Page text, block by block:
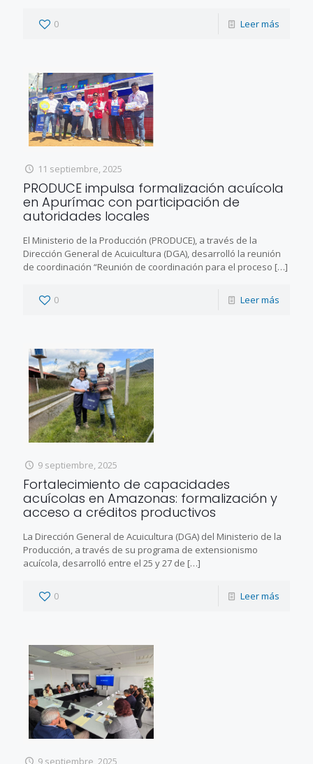
0 Leer más
11 septiembre, 2025
PRODUCE impulsa formalización acuícola
en Apurímac con participación de
autoridades locales
El Ministerio de la Producción (PRODUCE), a través de la
Dirección General de Acuicultura (DGA), desarrolló la reunión
de coordinación “Reunión de coordinación para el proceso […]
0 Leer más
9 septiembre, 2025
Fortalecimiento de capacidades
acuícolas en Amazonas: formalización y
acceso a créditos productivos
La Dirección General de Acuicultura (DGA) del Ministerio de la
Producción, a través de su programa de extensionismo
acuícola, desarrolló entre el 25 y 27 de […]
0 Leer más
9 septiembre, 2025